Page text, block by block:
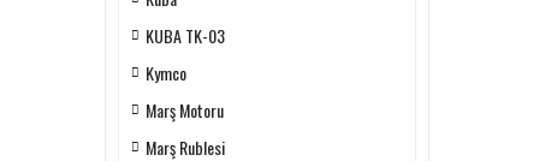
KUBA TK-03
Kymco
Marş Motoru
Marş Rublesi